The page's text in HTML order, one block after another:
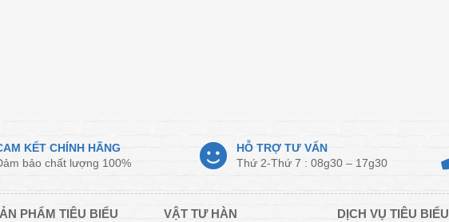
KẾT CHÍNH HÃNG
bảo chất lượng 100%
HỖ TRỢ TƯ VẤN
Thứ 2-Thứ 7 : 08g30 – 17g30
PHẨM TIÊU BIỂU VẬT TƯ HÀN DỊCH VỤ TIÊU BIỂU